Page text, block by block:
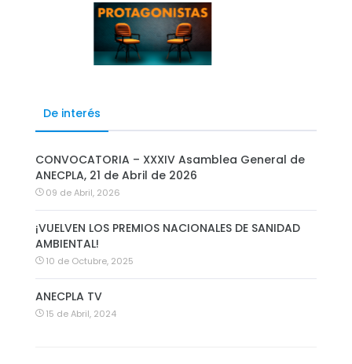
De interés
CONVOCATORIA – XXXIV Asamblea General de
ANECPLA, 21 de Abril de 2026
09 de Abril, 2026
¡VUELVEN LOS PREMIOS NACIONALES DE SANIDAD
AMBIENTAL!
10 de Octubre, 2025
ANECPLA TV
15 de Abril, 2024